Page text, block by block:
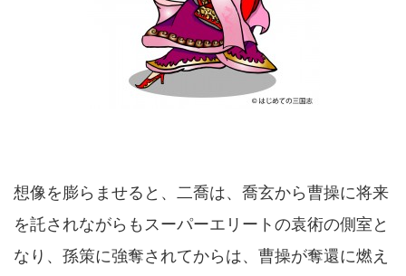
想像を膨らませると、二喬は、喬玄から曹操に将来
を託されながらもスーパーエリートの袁術の側室と
なり、孫策に強奪されてからは、曹操が奪還に燃え